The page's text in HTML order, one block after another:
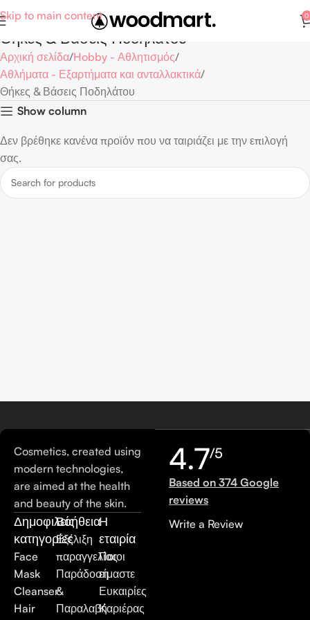
Skip to main content 0
Θήκες & Βάσεις Ποδηλάτου
Αρχική σελίδα Hobby - Αθλητισμός
Αθλήματα - Εξαρτήματα και ανταλλακτικά
Θήκες & Βάσεις Ποδηλάτου
Show column
Δεν βρέθηκε κανένα προϊόν που να ταιριάζει με την επιλογή
σας.
Cosmetics, created using
modern technologies,
are aimed at the health
and beauty of the skin.
Δημοφιλείς
κατηγορίες
Face
Mask
Cleanser
Hair
Βοήθεια
Εξέλιξη
παραγγελίας
Παράδοση
&
Παραλαβή
Η
εταιρία
Ποιοι
είμαστε
Ευκαιρίες
Καριέρας
4.7/5
Based on 374 Google
reviews
Write a Review